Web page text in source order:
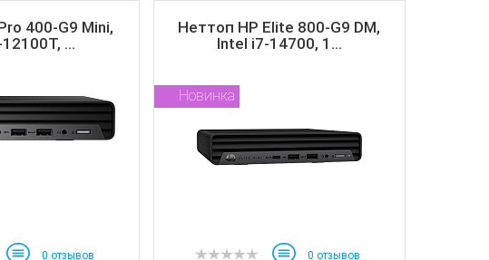
400-G9 Mini,
...
0 отзывов
Неттоп HP Elite 800-G9 DM,
Intel i7-14700, 1...
Новинка
0 отзывов